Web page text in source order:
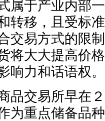
属于产业内部
转移，且受标
交易方式的限
将大大提高价
响力和话语权。
交易所早在２
为重点储备品